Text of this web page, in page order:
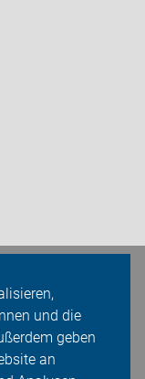
und die
geben
an